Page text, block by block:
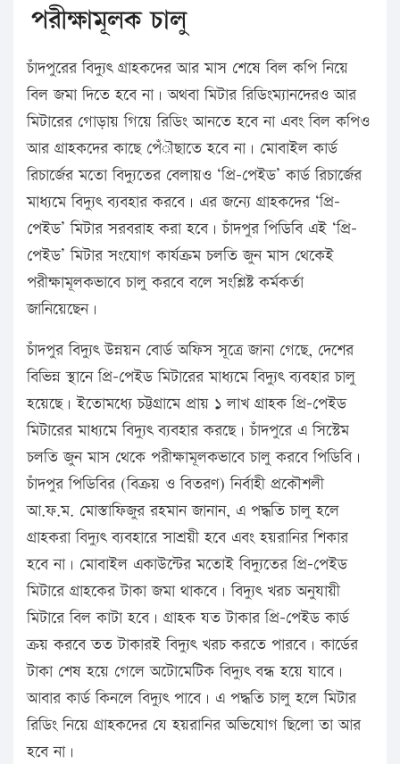
পরীক্ষামূলক চালু
চাঁদপুরের বিদ্যুৎ গ্রাহকদের আর মাস শেষে বিল কপি নিয়ে
বিল জমা দিতে হবে না। অথবা মিটার রিডিংম্যানদেরও আর
মিটারের গোড়ায় গিয়ে রিডিং আনতে হবে না এবং বিল কপিও
আর গ্রাহকদের কাছে পেঁৗছাতে হবে না। মোবাইল কার্ড
রিচার্জের মতো বিদ্যুতের বেলায়ও ‘প্রি-পেইড’ কার্ড রিচার্জের
মাধ্যমে বিদ্যুৎ ব্যবহার করবে। এর জন্যে গ্রাহকদের ‘প্রি-
পেইড’ মিটার সরবরাহ করা হবে। চাঁদপুর পিডিবি এই ‘প্রি-
পেইড’ মিটার সংযোগ কার্যক্রম চলতি জুন মাস থেকেই
পরীক্ষামূলকভাবে চালু করবে বলে সংশ্লিষ্ট কর্মকর্তা
জানিয়েছেন।
চাঁদপুর বিদ্যুৎ উন্নয়ন বোর্ড অফিস সূত্রে জানা গেছে, দেশের
বিভিন্ন স্থানে প্রি-পেইড মিটারের মাধ্যমে বিদ্যুৎ ব্যবহার চালু
হয়েছে। ইতোমধ্যে চট্টগ্রামে প্রায় ১ লাখ গ্রাহক প্রি-পেইড
মিটারের মাধ্যমে বিদ্যুৎ ব্যবহার করছে। চাঁদপুরে এ সিস্টেম
চলতি জুন মাস থেকে পরীক্ষামূলকভাবে চালু করবে পিডিবি।
চাঁদপুর পিডিবির (বিক্রয় ও বিতরণ) নির্বাহী প্রকৌশলী
আ.ফ.ম. মোস্তাফিজুর রহমান জানান, এ পদ্ধতি চালু হলে
গ্রাহকরা বিদ্যুৎ ব্যবহারে সাশ্রয়ী হবে এবং হয়রানির শিকার
হবে না। মোবাইল একাউন্টের মতোই বিদ্যুতের প্রি-পেইড
মিটারে গ্রাহকের টাকা জমা থাকবে। বিদ্যুৎ খরচ অনুযায়ী
মিটারে বিল কাটা হবে। গ্রাহক যত টাকার প্রি-পেইড কার্ড
ক্রয় করবে তত টাকারই বিদ্যুৎ খরচ করতে পারবে। কার্ডের
টাকা শেষ হয়ে গেলে অটোমেটিক বিদ্যুৎ বন্ধ হয়ে যাবে।
আবার কার্ড কিনলে বিদ্যুৎ পাবে। এ পদ্ধতি চালু হলে মিটার
রিডিং নিয়ে গ্রাহকদের যে হয়রানির অভিযোগ ছিলো তা আর
হবে না।